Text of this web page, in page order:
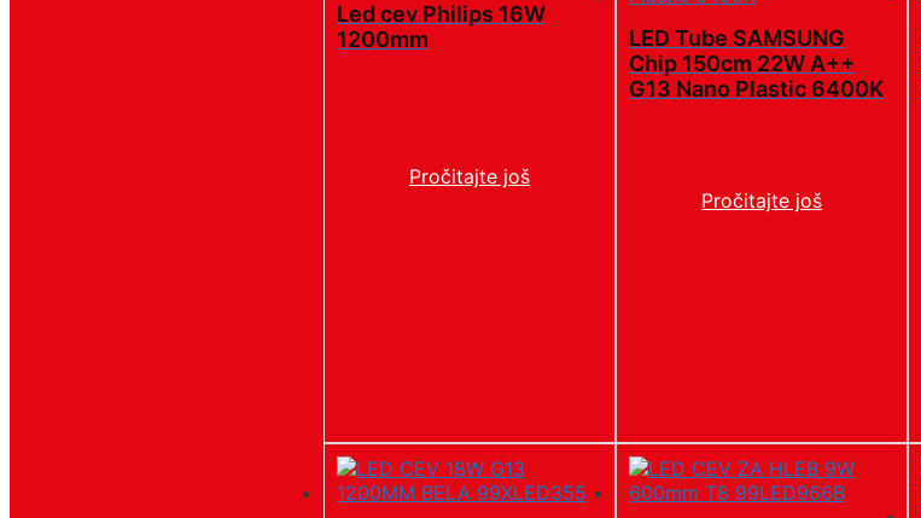
Led cev Philips 16W
1200mm
Pročitajte još
LED Tube SAMSUNG
Chip 150cm 22W A++
G13 Nano Plastic 6400K
Pročitajte još